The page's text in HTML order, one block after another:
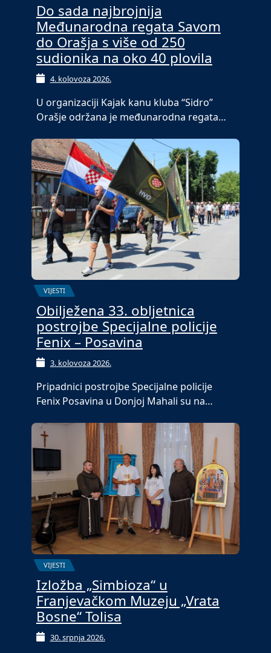
Do sada najbrojnija
Međunarodna regata Savom
do Orašja s više od 250
sudionika na oko 40 plovila
4. kolovoza 2026.
U organizaciji Kajak kanu kluba “Sidro”
Orašje održana je međunarodna regata…
VIJESTI
Obilježena 33. obljetnica
postrojbe Specijalne policije
Fenix – Posavina
3. kolovoza 2026.
Pripadnici postrojbe Specijalne policije
Fenix Posavina u Donjoj Mahali su na…
VIJESTI
Izložba „Simbioza“ u
Franjevačkom Muzeju „Vrata
Bosne“ Tolisa
30. srpnja 2026.